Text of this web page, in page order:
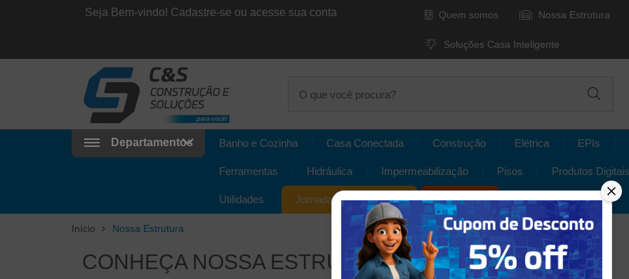
Seja Bem-vindo! Cadastre-se ou acesse sua conta Quem somos Nossa Estrutura
Soluções Casa Inteligente
Departamentos Banho e Cozinha Casa Conectada Construção Elétrica EPIs
Ferramentas Hidráulica Impermeabilização Pisos Produtos
Utilidades Jornada da Construção Aplicativos
Início Nossa Estrutura
CONHEÇA NOSSA ESTRUTURA